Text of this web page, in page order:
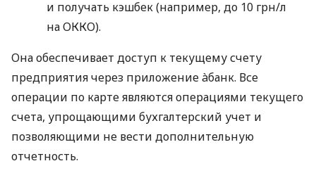
и получать кэшбек (например, до 10 грн/л
на ОККО).
Она обеспечивает доступ к текущему счету
предприятия через приложение àбанк. Все
операции по карте являются операциями текущего
счета, упрощающими бухгалтерский учет и
позволяющими не вести дополнительную
отчетность.